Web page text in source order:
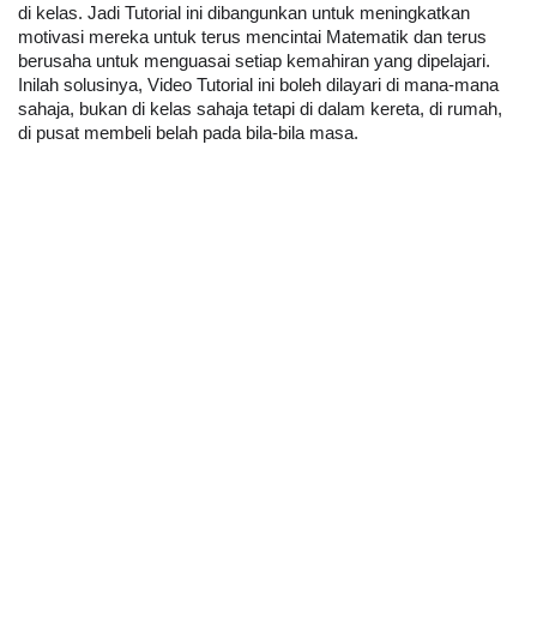
di kelas. Jadi Tutorial ini dibangunkan untuk meningkatkan
motivasi mereka untuk terus mencintai Matematik dan terus
berusaha untuk menguasai setiap kemahiran yang dipelajari.
Inilah solusinya, Video Tutorial ini boleh dilayari di mana-mana
sahaja, bukan di kelas sahaja tetapi di dalam kereta, di rumah,
di pusat membeli belah pada bila-bila masa.